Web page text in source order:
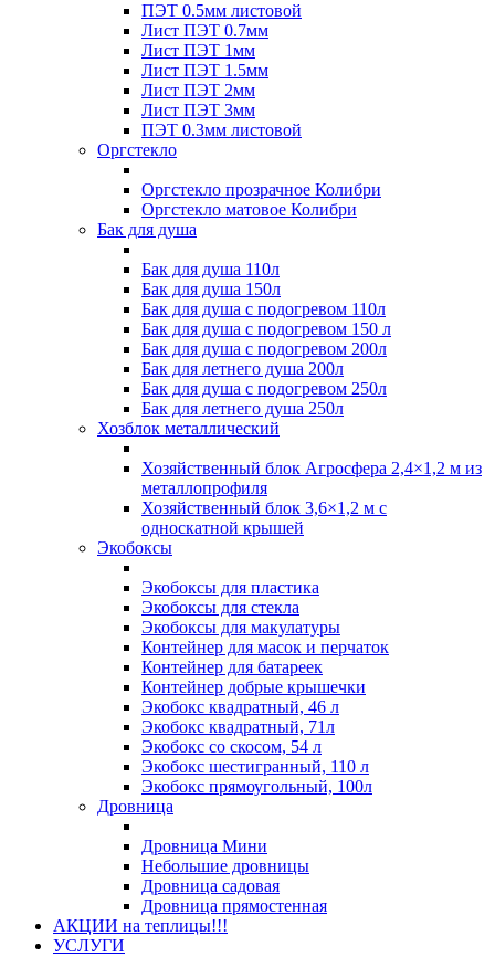
ПЭТ 0.5мм листовой
Лист ПЭТ 0.7мм
Лист ПЭТ 1мм
Лист ПЭТ 1.5мм
Лист ПЭТ 2мм
Лист ПЭТ 3мм
ПЭТ 0.3мм листовой
Оргстекло
Оргстекло прозрачное Колибри
Оргстекло матовое Колибри
Бак для душа
Бак для душа 110л
Бак для душа 150л
Бак для душа с подогревом 110л
Бак для душа с подогревом 150 л
Бак для душа с подогревом 200л
Бак для летнего душа 200л
Бак для душа с подогревом 250л
Бак для летнего душа 250л
Хозблок металлический
Хозяйственный блок Агросфера 2,4×1,2 м из
металлопрофиля
Хозяйственный блок 3,6×1,2 м с
односкатной крышей
Экобоксы
Экобоксы для пластика
Экобоксы для стекла
Экобоксы для макулатуры
Контейнер для масок и перчаток
Контейнер для батареек
Контейнер добрые крышечки
Экобокс квадратный, 46 л
Экобокс квадратный, 71л
Экобокс со скосом, 54 л
Экобокс шестигранный, 110 л
Экобокс прямоугольный, 100л
Дровница
Дровница Мини
Небольшие дровницы
Дровница садовая
Дровница прямостенная
АКЦИИ на теплицы!!!
УСЛУГИ